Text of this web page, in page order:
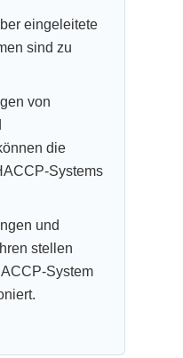
eingeleitete
sind zu
von
die
Systems
und
stellen
System